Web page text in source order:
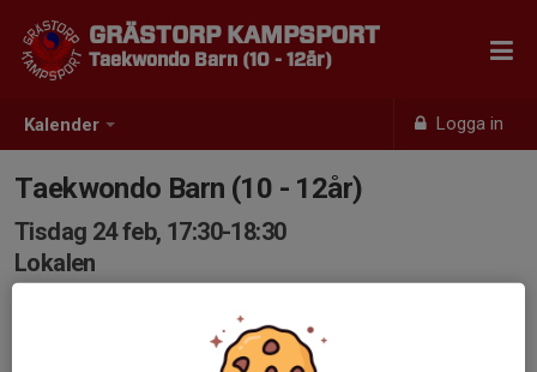
Kalender Logga in
GRÄSTORP KAMPSPORT
Taekwondo Barn (10 - 12år)
Taekwondo Barn (10 - 12år)
Tisdag 24 feb, 17:30-18:30
Lokalen